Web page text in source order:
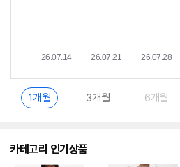
1개월 3개월 6개월
카테고리 인기상품